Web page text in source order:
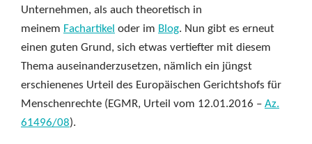
Unternehmen, als auch theoretisch in
meinem Fachartikel oder im Blog. Nun gibt es erneut
einen guten Grund, sich etwas vertiefter mit diesem
Thema auseinanderzusetzen, nämlich ein jüngst
erschienenes Urteil des Europäischen Gerichtshofs für
Menschenrechte (EGMR, Urteil vom 12.01.2016 – Az.
61496/08).